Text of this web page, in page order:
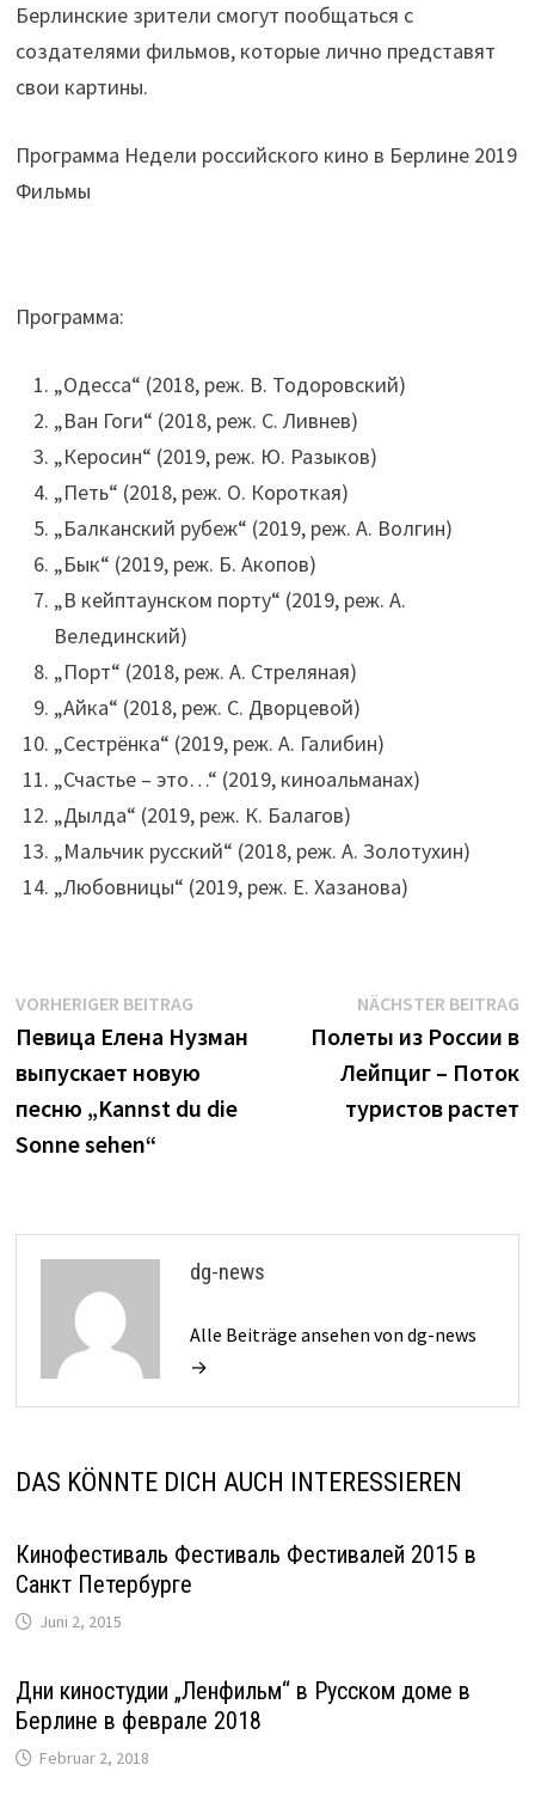
Берлинские зрители смогут пообщаться с
создателями фильмов, которые лично представят
свои картины.
Программа Недели российского кино в Берлине 2019
Фильмы
Программа:
„Одесса“ (2018, реж. В. Тодоровский)
„Ван Гоги“ (2018, реж. С. Ливнев)
„Керосин“ (2019, реж. Ю. Разыков)
„Петь“ (2018, реж. О. Короткая)
„Балканский рубеж“ (2019, реж. А. Волгин)
„Бык“ (2019, реж. Б. Акопов)
„В кейптаунском порту“ (2019, реж. А.
Велединский)
„Порт“ (2018, реж. А. Стреляная)
„Айка“ (2018, реж. С. Дворцевой)
„Сестрёнка“ (2019, реж. А. Галибин)
„Счастье – это…“ (2019, киноальманах)
„Дылда“ (2019, реж. К. Балагов)
„Мальчик русский“ (2018, реж. А. Золотухин)
„Любовницы“ (2019, реж. Е. Хазанова)
Beitrags-
Navigation
VORHERIGER BEITRAGVorheriger
Beitrag:
Певица Елена Нузман
выпускает новую
песню „Kannst du die
Sonne sehen“
NÄCHSTER BEITRAG
Полеты из России в
Лейпциг – Поток
туристов растет
dg-news
Alle Beiträge ansehen von dg-news
→
DAS KÖNNTE DICH AUCH INTERESSIEREN
Кинофестиваль Фестиваль Фестивалей 2015 в
Санкт Петербурге
Juni 2, 2015
Дни киностудии „Ленфильм“ в Русском доме в
Берлине в феврале 2018
Februar 2, 2018